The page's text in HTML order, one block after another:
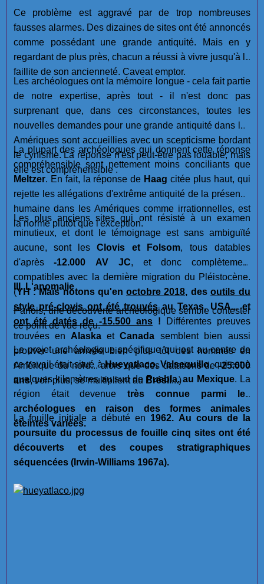
Ce problème est aggravé par de trop nombreuses
fausses alarmes. Des dizaines de sites ont été annoncés
comme possédant une grande antiquité. Mais en y
regardant de plus près, chacun a réussi à vivre jusqu'à la
faillite de son ancienneté. Caveat emptor.
Les archéologues ont la mémoire longue - cela fait partie
de notre expertise, après tout - il n'est donc pas
surprenant que, dans ces circonstances, toutes les
nouvelles demandes pour une grande antiquité dans les
Amériques sont accueillies avec un scepticisme bordant
le cynisme. La réponse n'est peut-être pas louable, mais
elle est compréhensible .
La plupart des archéologues qui donnent cette réponse
compréhensible sont nettement moins conciliants que
Meltzer. En fait, la réponse de Haag citée plus haut, qui
rejette les allégations d'extrême antiquité de la présence
humaine dans les Amériques comme irrationnelles, est
la norme plutôt que l'exception.
Les plus anciens sites qui ont résisté à un examen
minutieux, et dont le témoignage est sans ambiguïté
aucune, sont les Clovis et Folsom, tous datables
d'après -12.000 AV JC, et donc complètement
compatibles avec la dernière migration du Pléistocène.
(YH : Mais notons qu'en octobre 2018, des outils du
style pré-clovis ont été trouvésau Texas, USA... et
ont été datés de -15.500 ans ! Différentes preuves
trouvées en Alaska et Canada semblent bien aussi
prouver une arrivée bien plus tôt des hommes en
Amérique du nord... alors que des datations de-25.000
ans, voir plus, se multiplient au Brésil...)
III. L'anomalie
Parfois, une découverte archéologique semble contester
ce point de vue reçu.
Le projet archéologique spécifique qui est au centre de
ce travail était situé àHueyatlaco, Valsequillo, qui est à
quelques kilomètres au sud de Puebla, au Mexique. La
région était devenue très connue parmi les
archéologues en raison des formes animales
éteintes variées.
La fouille initiale a débuté en 1962. Au cours de la
poursuite du processus de fouille cinq sites ont été
découverts et des coupes stratigraphiques
séquencées (Irwin-Williams 1967a).